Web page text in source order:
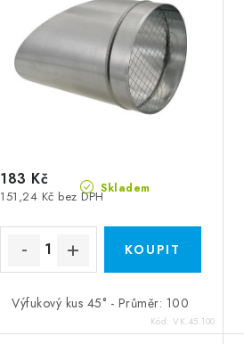
Skladem
151,24 Kč bez DPH
183 Kč
Výfukový kus 45° - Průměr: 100
Kód:VK.45.100